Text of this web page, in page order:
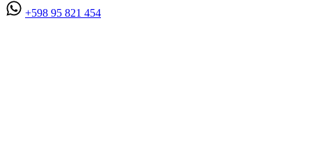
+598 95 821 454